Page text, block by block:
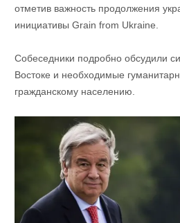
отметив важность продолжения
инициативы Grain from Ukraine.
Собеседники подробно обсудили
Востоке и необходимые
гражданскому населению.